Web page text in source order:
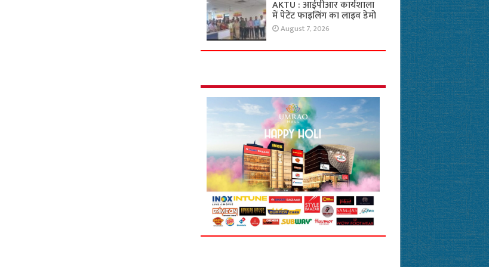
AKTU : आईपीआर कार्यशाला
में पेटेंट फाइलिंग का लाइव डेमो
August 7, 2026